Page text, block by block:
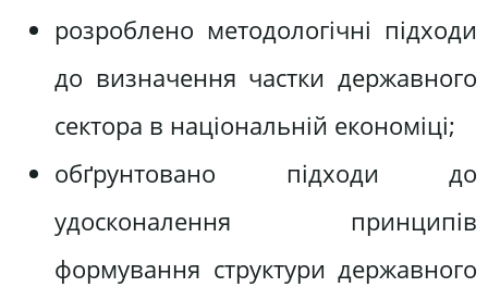
розроблено методологічні підходи
до визначення частки державного
сектора в національній економіці;
обґрунтовано підходи до
удосконалення принципів
формування структури державного